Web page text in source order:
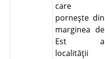
care
porneşte din
marginea de
Est a
localităţii